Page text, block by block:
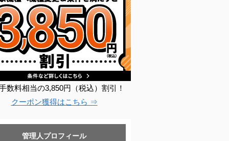
数料相当の3,850円（税込）割引！
クーポン獲得はこちら ⇒
管理人プロフィール